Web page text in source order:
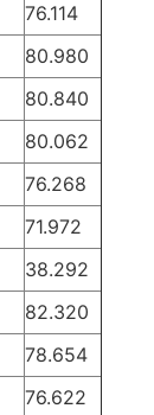
76.114
80.980
80.840
80.062
76.268
71.972
38.292
82.320
78.654
76.622